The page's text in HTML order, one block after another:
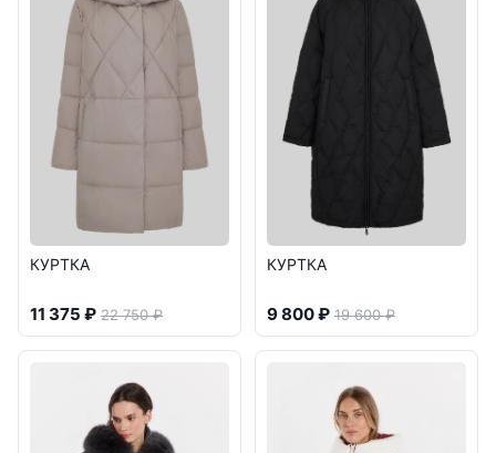
КУРТКА
11 375 ₽ 22 750 ₽
КУРТКА
9 800 ₽ 19 600 ₽